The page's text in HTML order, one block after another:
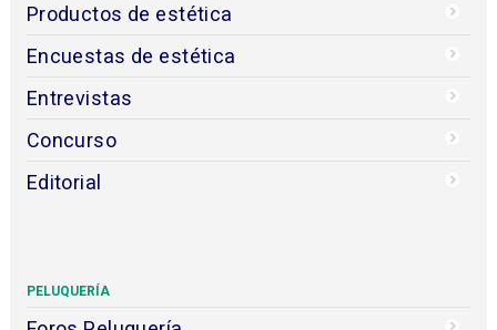
Productos de estética
Encuestas de estética
Entrevistas
Concurso
Editorial
PELUQUERÍA